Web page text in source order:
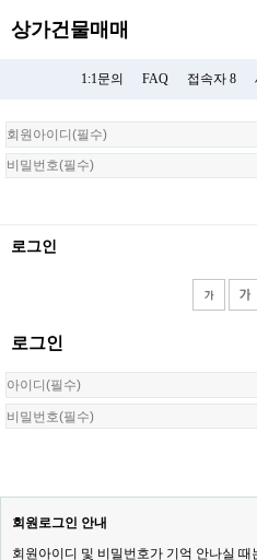
상가건물매매
1:1문의 FAQ 접속자 8
회
원
로
로그인
로그인
회원로그인 안내
회원아이디 및 비밀번호가 기억 안나실 때